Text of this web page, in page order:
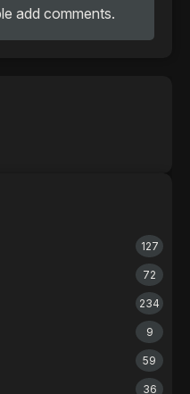
add comments.
127
72
234
9
59
36